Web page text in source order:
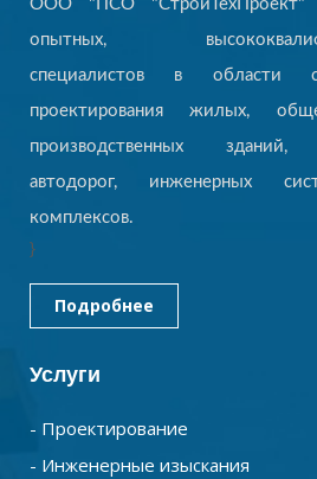
ООО "ПСО "СтройТехПроект"
опытных,
специалистов в области
проектирования жилых,
производственных зданий,
автодорог, инженерных
комплексов.
}
Подробнее
Услуги
- Проектирование
- Инженерные изыскания